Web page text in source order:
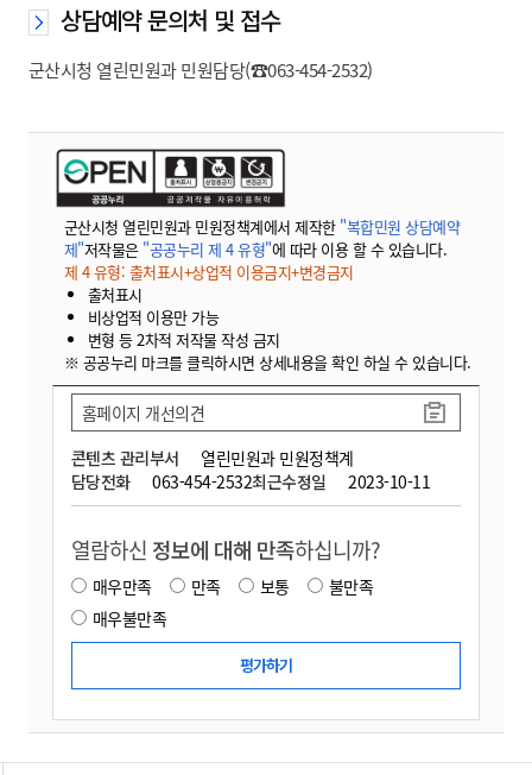
상담예약 문의처 및 접수
군산시청 열린민원과 민원담당(☎063-454-2532)
군산시청 열린민원과 민원정책계에서 제작한 "복합민원 상담예약
제"저작물은 "공공누리 제 4 유형"에 따라 이용 할 수 있습니다.
제 4 유형: 출처표시+상업적 이용금지+변경금지
출처표시
비상업적 이용만 가능
변형 등 2차적 저작물 작성 금지
※ 공공누리 마크를 클릭하시면 상세내용을 확인 하실 수 있습니다.
콘텐츠 관리부서
열린민원과 민원정책계
담당전화
063-454-2532최근수정일 2023-10-11
홈페이지 개선의견
열람하신 정보에 대해 만족하십니까?
매우만족 만족 보통
불만족
매우불만족